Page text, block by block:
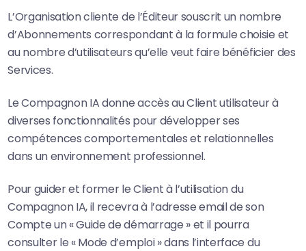
L’Organisation cliente de l’Éditeur souscrit un nombre
d’Abonnements correspondant à la formule choisie et
au nombre d’utilisateurs qu’elle veut faire bénéficier des
Services.
Le Compagnon IA donne accès au Client utilisateur à
diverses fonctionnalités pour développer ses
compétences comportementales et relationnelles
dans un environnement professionnel.
Pour guider et former le Client à l’utilisation du
Compagnon IA, il recevra à l’adresse email de son
Compte un « Guide de démarrage » et il pourra
consulter le « Mode d’emploi » dans l’interface du